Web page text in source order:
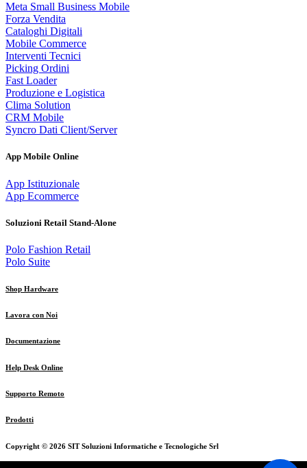
Meta Small Business Mobile
Forza Vendita
Cataloghi Digitali
Mobile Commerce
Interventi Tecnici
Picking Ordini
Fast Loader
Produzione e Logistica
Clima Solution
CRM Mobile
Syncro Dati Client/Server
App Mobile Online
App Istituzionale
App Ecommerce
Soluzioni Retail Stand-Alone
Polo Fashion Retail
Polo Suite
Shop Hardware
Lavora con Noi
Documentazione
Help Desk Online
Supporto Remoto
Prodotti
Copyright © 2026 SIT Soluzioni Informatiche e Tecnologiche Srl